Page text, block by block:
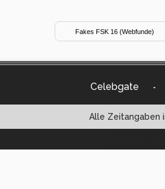
Celebgate -
Alle Zeitangaben